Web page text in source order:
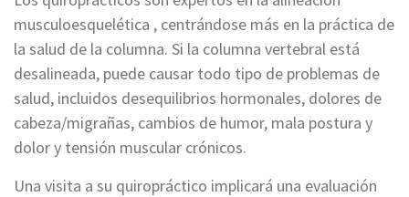
musculoesquelética , centrándose más en la práctica de
la salud de la columna. Si la columna vertebral está
desalineada, puede causar todo tipo de problemas de
salud, incluidos desequilibrios hormonales, dolores de
cabeza/migrañas, cambios de humor, mala postura y
dolor y tensión muscular crónicos.
Una visita a su quiropráctico implicará una evaluación